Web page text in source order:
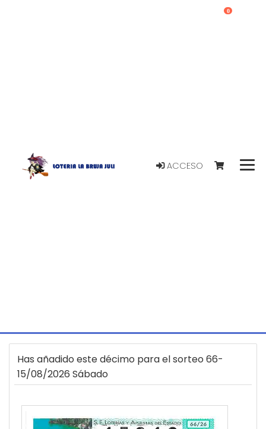
ACCESO
0
Has añadido este décimo para el sorteo 66-
15/08/2026 Sábado